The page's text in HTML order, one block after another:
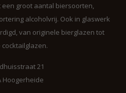
groot aantal biersoorten,
alcoholvrij. Ook in glaswerk
van originele bierglazen tot
cocktailglazen.
21
Hoogerheide